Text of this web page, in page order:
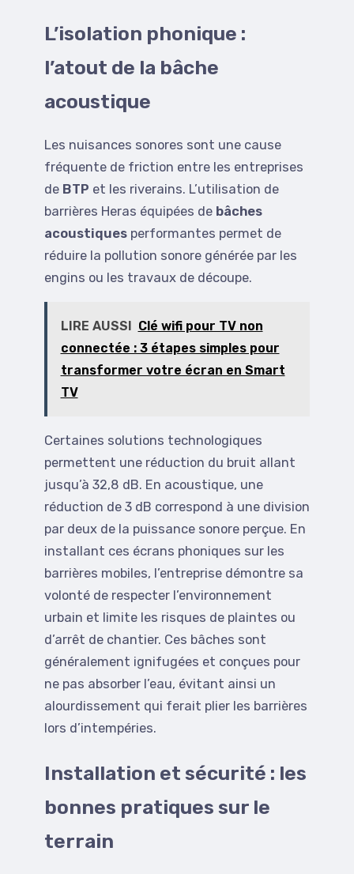
L’isolation phonique :
l’atout de la bâche
acoustique
Les nuisances sonores sont une cause
fréquente de friction entre les entreprises
de BTP et les riverains. L’utilisation de
barrières Heras équipées de bâches
acoustiques performantes permet de
réduire la pollution sonore générée par les
engins ou les travaux de découpe.
LIRE AUSSI Clé wifi pour TV non
connectée : 3 étapes simples pour
transformer votre écran en Smart
TV
Certaines solutions technologiques
permettent une réduction du bruit allant
jusqu’à 32,8 dB. En acoustique, une
réduction de 3 dB correspond à une division
par deux de la puissance sonore perçue. En
installant ces écrans phoniques sur les
barrières mobiles, l’entreprise démontre sa
volonté de respecter l’environnement
urbain et limite les risques de plaintes ou
d’arrêt de chantier. Ces bâches sont
généralement ignifugées et conçues pour
ne pas absorber l’eau, évitant ainsi un
alourdissement qui ferait plier les barrières
lors d’intempéries.
Installation et sécurité : les
bonnes pratiques sur le
terrain